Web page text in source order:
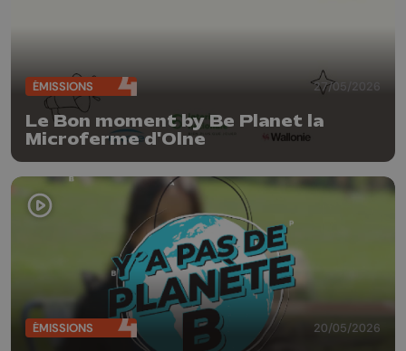
ÉMISSIONS 27/05/2026
Le Bon moment by Be Planet la
Microferme d'Olne
ÉMISSIONS 20/05/2026